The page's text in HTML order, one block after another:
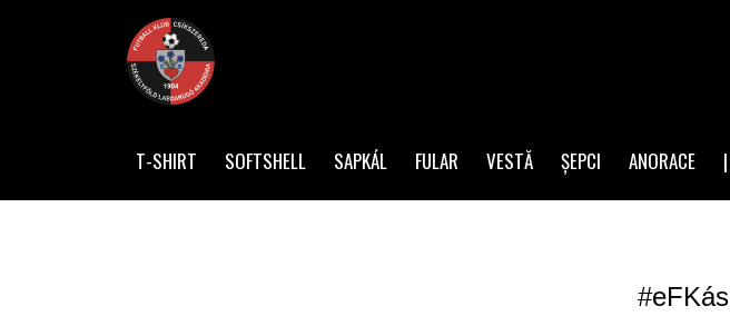
T-SHIRT SOFTSHELL SAPKÁL FULAR VESTĂ ȘEPCI ANORACE |